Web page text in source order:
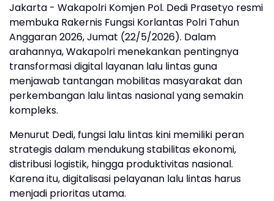
Jakarta - Wakapolri Komjen Pol. Dedi Prasetyo resmi
membuka Rakernis Fungsi Korlantas Polri Tahun
Anggaran 2026, Jumat (22/5/2026). Dalam
arahannya, Wakapolri menekankan pentingnya
transformasi digital layanan lalu lintas guna
menjawab tantangan mobilitas masyarakat dan
perkembangan lalu lintas nasional yang semakin
kompleks.
Menurut Dedi, fungsi lalu lintas kini memiliki peran
strategis dalam mendukung stabilitas ekonomi,
distribusi logistik, hingga produktivitas nasional.
Karena itu, digitalisasi pelayanan lalu lintas harus
menjadi prioritas utama.